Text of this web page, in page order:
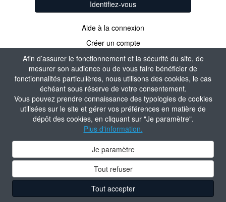
Afin d’assurer le fonctionnement et la sécurité du site, de
mesurer son audience ou de vous faire bénéficier de
fonctionnalités particulières, nous utilisons des cookies, le cas
échéant sous réserve de votre consentement.
Vous pouvez prendre connaissance des typologies de cookies
utilisées sur le site et gérer vos préférences en matière de
dépôt des cookies, en cliquant sur "Je paramètre".
Plus d'information.
Je paramètre
Tout refuser
Tout accepter
Identifiez-vous
Aide à la connexion
Créer un compte